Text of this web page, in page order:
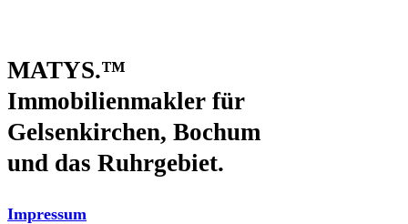
MATYS.™
Immobilienmakler für
Gelsenkirchen, Bochum
und das Ruhrgebiet.
Impressum